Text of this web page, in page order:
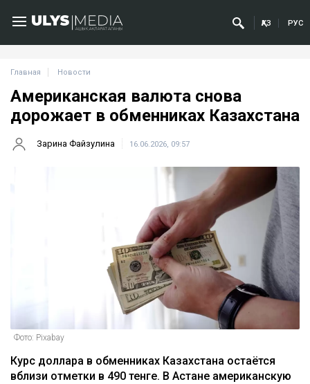
ҚАЗ РУС
Главная Новости
Американская валюта снова
дорожает в обменниках Казахстана
Зарина Файзулина 16.06.2026, 09:57
Фото: Pixabay
Курс доллара в обменниках Казахстана остаётся
вблизи отметки в 490 тенге. В Астане американскую